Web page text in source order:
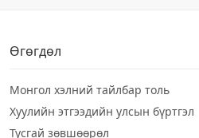
Өгөгдөл
Монгол хэлний тайлбар толь
Хуулийн этгээдийн улсын бүртгэл
Тусгай зөвшөөрөл